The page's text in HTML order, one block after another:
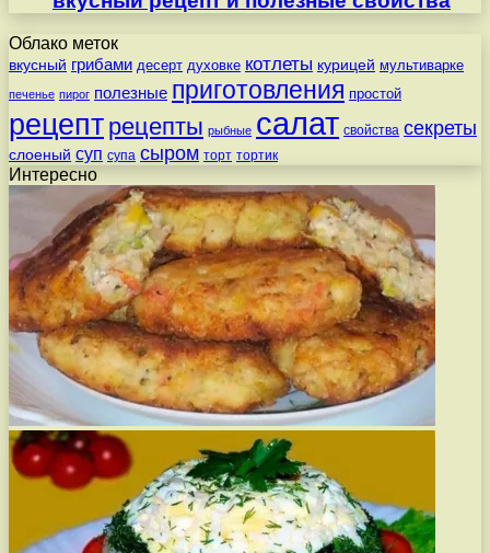
Облако меток
вкусный грибами десерт духовке котлеты курицей мультиварке
печенье пирог полезные приготовления простой
рецепт рецепты рыбные салат свойства секреты
слоеный суп супа сыром торт тортик
Интересно